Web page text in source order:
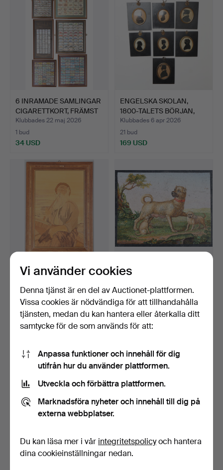
6 INRAMADE SAMLINGAR
CIGARETTKORT, FRÄMST
…
Klubbades 22 maj 2026
1 bud
34 USD
ENGELSKA SKOLAN,
1800-TALETS BÖRJAN,
SILUE…
Klubbades 6 apr 2026
21 bud
169 USD
MARKISBILD SOM
FÖRESTÄLLER EN
FISKARE.
Klubbades 23 feb 2026
1 bud
34 USD
TIDIGT 1800-TALETS
ITALIENSKA
MIKROMOSAIKP…
Klubbades 30 jan 2026
23 bud
2 024 USD
KONSTNÄRS FÄRGPALETT
OC…
Klubbades 14 sep 2025
HERVEY.
Klubbades 21 aug 2025
Vi använder cookies
Denna tjänst är en del av Auctionet-plattformen.
Vissa cookies är nödvändiga för att tillhandahålla
tjänsten, medan du kan hantera eller återkalla ditt
samtycke för de som används för att:
Anpassa funktioner och innehåll för dig
utifrån hur du använder plattformen.
Utveckla och förbättra plattformen.
Marknadsföra nyheter och innehåll till dig på
externa webbplatser.
Du kan läsa mer i vår integritetspolicyoch hantera
dina cookieinställningar nedan.